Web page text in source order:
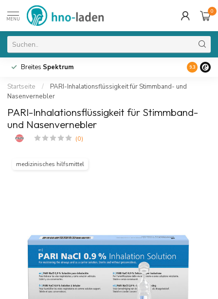
MENU
0
Breites Spektrum 9.3
Startseite /
PARI-Inhalationsflüssigkeit für Stimmband- und
Nasenvernebler
PARI-Inhalationsflüssigkeit für Stimmband-
und Nasenvernebler
(0)
medizinisches hilfsmittel